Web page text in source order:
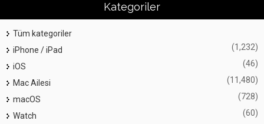
Kategoriler
Tüm kategoriler
iPhone / iPad
(1,232)
iOS (46)
Mac Ailesi (11,480)
macOS (728)
Watch (60)